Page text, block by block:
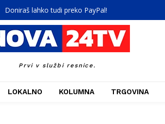
Doniraš lahko tudi preko PayPal!
Prvi v službi resnice.
LOKALNO KOLUMNA TRGOVINA